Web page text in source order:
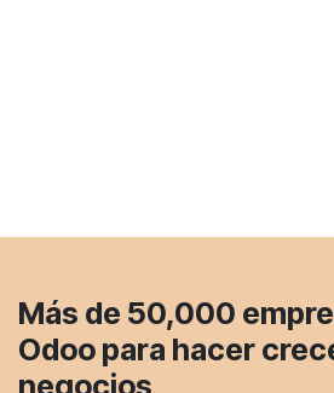
Más de 50,000
Odoo para hacer